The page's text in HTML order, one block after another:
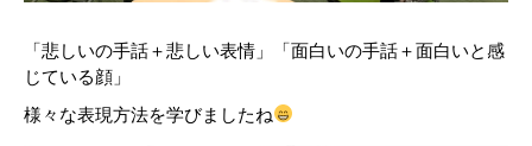
「悲しいの手話＋悲しい表情」「面白いの手話＋面白いと感
じている顔」
様々な表現方法を学びましたね